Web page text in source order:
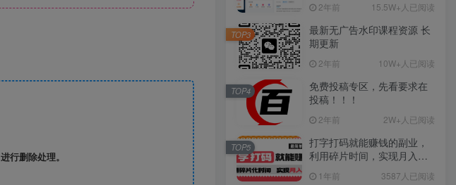
进行删除处理。
惠】2年前 15.5W+人已阅读
最新无广告水印课程资源 长
期更新
2年前 10W+人已阅读
TOP3
免费投稿专区，先看要求在
投稿！！！
2年前 2W+人已阅读
TOP4
打字打码就能赚钱的副业，
利用碎片时间，实现月入过
1年前 3587人已阅读
TOP5